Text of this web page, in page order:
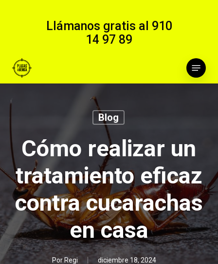
Llámanos gratis al 910
14 97 89
Menu
Blog
Cómo realizar un
tratamiento eficaz
contra cucarachas
en casa
Por Regi diciembre 18, 2024